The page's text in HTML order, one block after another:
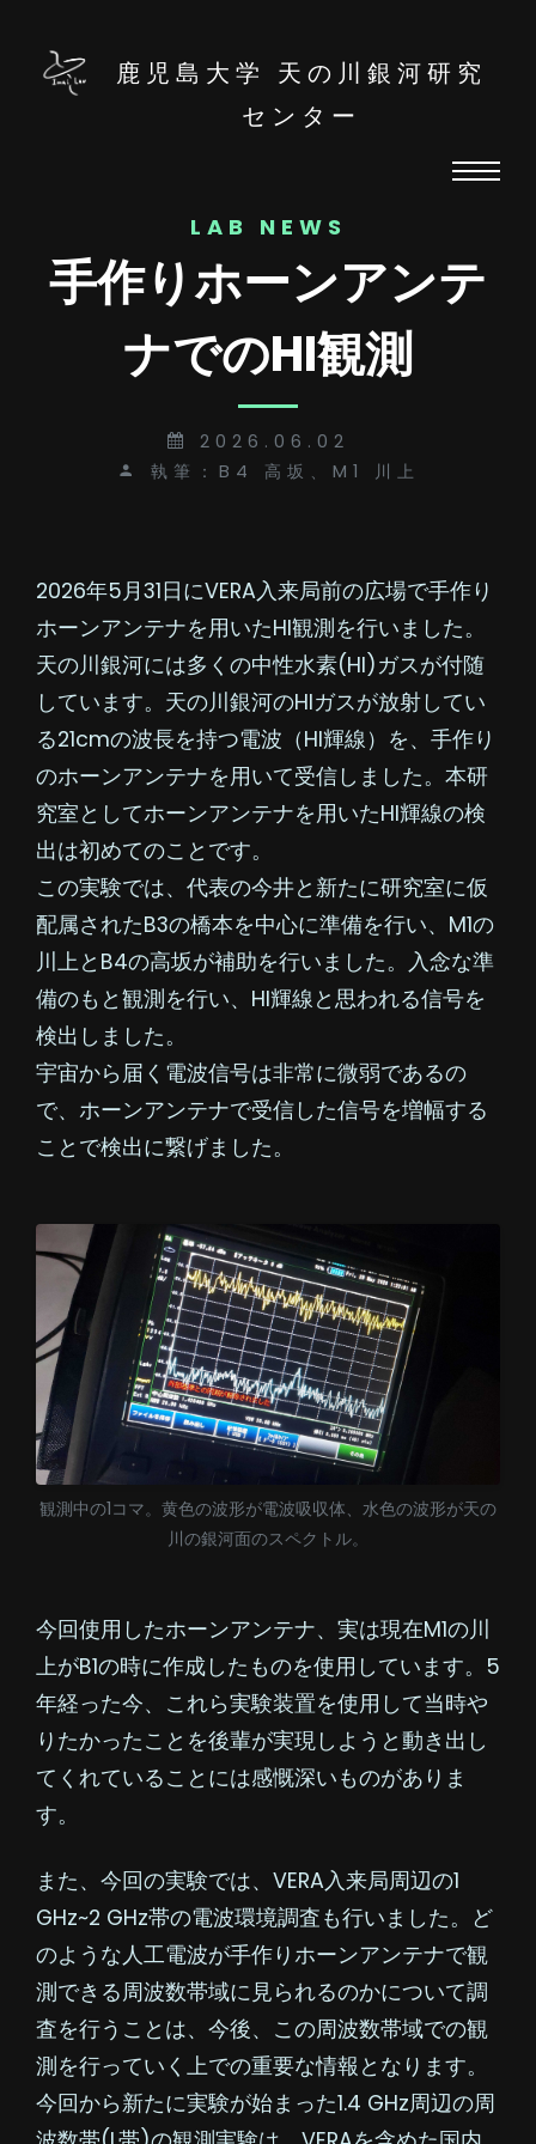
鹿児島大学 天の川銀河研究
センター
LAB NEWS
手作りホーンアンテ
ナでのHI観測
2026.06.02
執筆：B4 高坂、M1 川上
2026年5月31日にVERA入来局前の広場で手作り
ホーンアンテナを用いたHI観測を行いました。
天の川銀河には多くの中性水素(HI)ガスが付随
しています。天の川銀河のHIガスが放射してい
る21cmの波長を持つ電波（HI輝線）を、手作り
のホーンアンテナを用いて受信しました。本研
究室としてホーンアンテナを用いたHI輝線の検
出は初めてのことです。
この実験では、代表の今井と新たに研究室に仮
配属されたB3の橋本を中心に準備を行い、M1の
川上とB4の高坂が補助を行いました。入念な準
備のもと観測を行い、HI輝線と思われる信号を
検出しました。
宇宙から届く電波信号は非常に微弱であるの
で、ホーンアンテナで受信した信号を増幅する
ことで検出に繋げました。
観測中の1コマ。黄色の波形が電波吸収体、水色の波形が天の
川の銀河面のスペクトル。
今回使用したホーンアンテナ、実は現在M1の川
上がB1の時に作成したものを使用しています。5
年経った今、これら実験装置を使用して当時や
りたかったことを後輩が実現しようと動き出し
てくれていることには感慨深いものがありま
す。
また、今回の実験では、VERA入来局周辺の1
GHz~2 GHz帯の電波環境調査も行いました。ど
のような人工電波が手作りホーンアンテナで観
測できる周波数帯域に見られるのかについて調
査を行うことは、今後、この周波数帯域での観
測を行っていく上での重要な情報となります。
今回から新たに実験が始まった1.4 GHz周辺の周